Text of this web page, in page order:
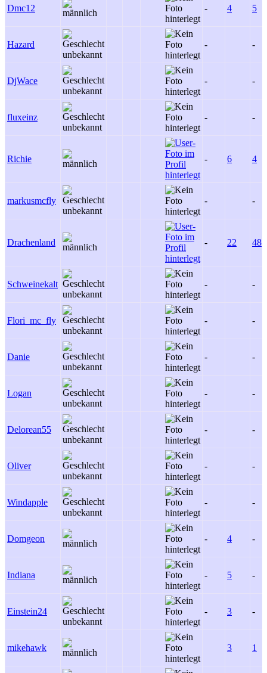
Dmc12 - 4 5
Hazard - -
DjWace - -
fluxeinz - -
Richie - 6 4
markusmcfly - -
Drachenland - 22 48
Schweinekalt - -
Flori_mc_fly - -
Danie - -
Logan - -
Delorean55 - -
Oliver - -
Windapple - -
Domgeon - 4 -
Indiana - 5 -
Einstein24 - 3 -
mikehawk 3 1